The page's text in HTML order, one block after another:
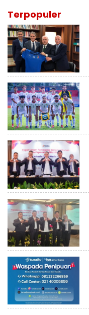
Terpopuler